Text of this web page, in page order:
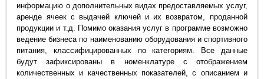
информацию о дополнительных видах предоставляемых услуг,
аренде ячеек с выдачей ключей и их возвратом, проданной
продукции и т.д. Помимо оказания услуг в программе возможно
ведение бизнеса по наименованию оборудования и спортивного
питания, классифицированных по категориям. Все данные
будут зафиксированы в номенклатуре с отображением
количественных и качественных показателей, с описанием и